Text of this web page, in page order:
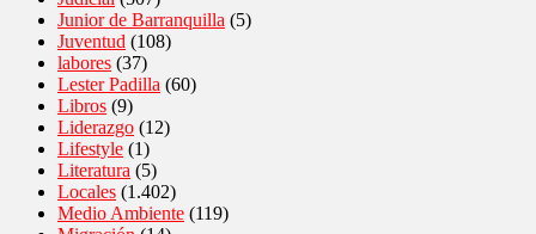
Junior de Barranquilla (5)
Juventud (108)
labores (37)
Lester Padilla (60)
Libros (9)
Liderazgo (12)
Lifestyle (1)
Literatura (5)
Locales (1.402)
Medio Ambiente (119)